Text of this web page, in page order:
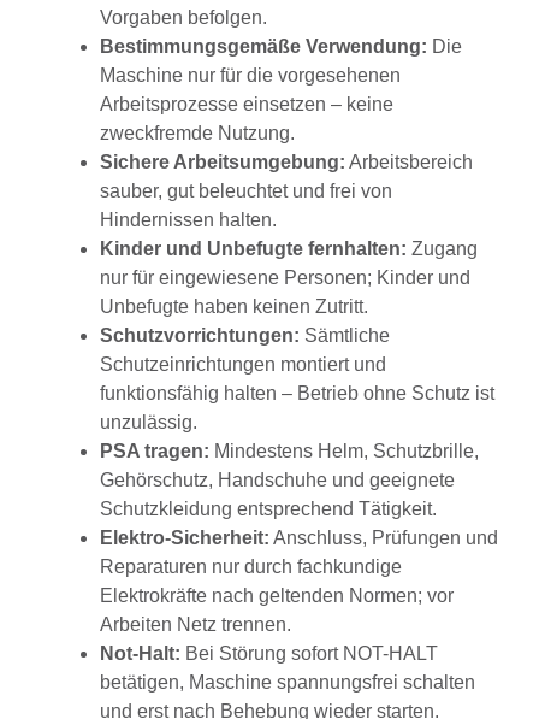
Vorgaben befolgen.
Bestimmungsgemäße Verwendung: Die
Maschine nur für die vorgesehenen
Arbeitsprozesse einsetzen – keine
zweckfremde Nutzung.
Sichere Arbeitsumgebung: Arbeitsbereich
sauber, gut beleuchtet und frei von
Hindernissen halten.
Kinder und Unbefugte fernhalten: Zugang
nur für eingewiesene Personen; Kinder und
Unbefugte haben keinen Zutritt.
Schutzvorrichtungen: Sämtliche
Schutzeinrichtungen montiert und
funktionsfähig halten – Betrieb ohne Schutz ist
unzulässig.
PSA tragen: Mindestens Helm, Schutzbrille,
Gehörschutz, Handschuhe und geeignete
Schutzkleidung entsprechend Tätigkeit.
Elektro-Sicherheit: Anschluss, Prüfungen und
Reparaturen nur durch fachkundige
Elektrokräfte nach geltenden Normen; vor
Arbeiten Netz trennen.
Not-Halt: Bei Störung sofort NOT-HALT
betätigen, Maschine spannungsfrei schalten
und erst nach Behebung wieder starten.